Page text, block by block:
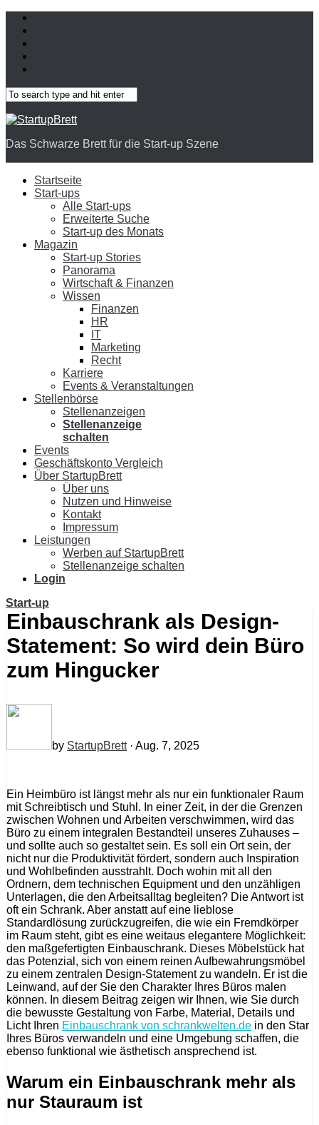
Das Schwarze Brett für die Start-up Szene
Startseite
Start-ups
Alle Start-ups
Erweiterte Suche
Start-up des Monats
Magazin
Start-up Stories
Panorama
Wirtschaft & Finanzen
Wissen
Finanzen
HR
IT
Marketing
Recht
Karriere
Events & Veranstaltungen
Stellenbörse
Stellenanzeigen
Stellenanzeige
schalten
Events
Geschäftskonto Vergleich
Über StartupBrett
Über uns
Nutzen und Hinweise
Kontakt
Impressum
Leistungen
Werben auf StartupBrett
Stellenanzeige schalten
Login
Start-up
Einbauschrank als Design-
Statement: So wird dein Büro
zum Hingucker
by StartupBrett· Aug. 7, 2025
Ein Heimbüro ist längst mehr als nur ein funktionaler Raum
mit Schreibtisch und Stuhl. In einer Zeit, in der die Grenzen
zwischen Wohnen und Arbeiten verschwimmen, wird das
Büro zu einem integralen Bestandteil unseres Zuhauses –
und sollte auch so gestaltet sein. Es soll ein Ort sein, der
nicht nur die Produktivität fördert, sondern auch Inspiration
und Wohlbefinden ausstrahlt. Doch wohin mit all den
Ordnern, dem technischen Equipment und den unzähligen
Unterlagen, die den Arbeitsalltag begleiten? Die Antwort ist
oft ein Schrank. Aber anstatt auf eine lieblose
Standardlösung zurückzugreifen, die wie ein Fremdkörper
im Raum steht, gibt es eine weitaus elegantere Möglichkeit:
den maßgefertigten Einbauschrank. Dieses Möbelstück hat
das Potenzial, sich von einem reinen Aufbewahrungsmöbel
zu einem zentralen Design-Statement zu wandeln. Er ist die
Leinwand, auf der Sie den Charakter Ihres Büros malen
können. In diesem Beitrag zeigen wir Ihnen, wie Sie durch
die bewusste Gestaltung von Farbe, Material, Details und
Licht Ihren Einbauschrank von schrankwelten.de in den Star
Ihres Büros verwandeln und eine Umgebung schaffen, die
ebenso funktional wie ästhetisch ansprechend ist.
Warum ein Einbauschrank mehr als
nur Stauraum ist